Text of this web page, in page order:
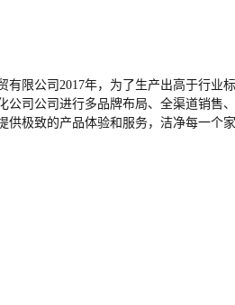
有限公司2017年，为了生产出高于行
公司公司进行多品牌布局、全渠道销
供极致的产品体验和服务，洁净每一个